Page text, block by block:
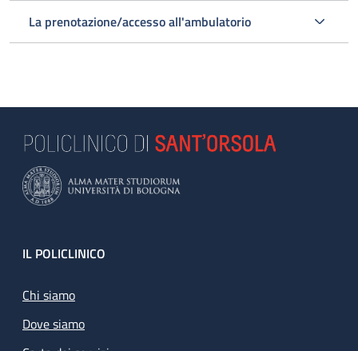
La prenotazione/accesso all'ambulatorio
Footer
IL POLICLINICO
Chi siamo
Dove siamo